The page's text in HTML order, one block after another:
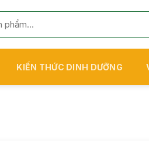
KIẾN THỨC DINH DƯỠNG